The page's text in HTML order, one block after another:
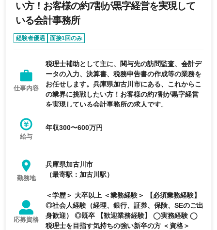
い方！お客様の約7割が黒字経営を実現して
いる会計事務所
経験者優遇 面接1回のみ
仕事内容
税理士補助として主に、関与先の訪問監査、会計デ
ータの入力、決算書、税務申告書の作成等の業務を
お任せします。兵庫県加古川市にある、これからこ
の業界に挑戦したい方！お客様の約7割が黒字経営
を実現している会計事務所の求人です。
給与
年収300〜600万円
勤務地
兵庫県加古川市
（最寄駅：加古川駅）
応募資格
＜学歴＞ 大卒以上 ＜業務経験＞ 【必須業務経験】
◎社会人経験（経理、銀行、証券、保険、SEのご出
身歓迎） ◎既卒 【歓迎業務経験】 ◯実務経験 ◯
税理士を目指す気持ちの強い新卒の方 ＜資格＞